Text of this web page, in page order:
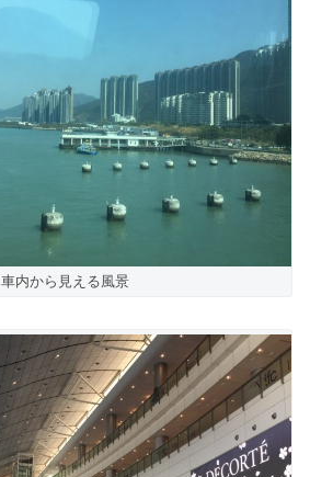
車内から見える風景